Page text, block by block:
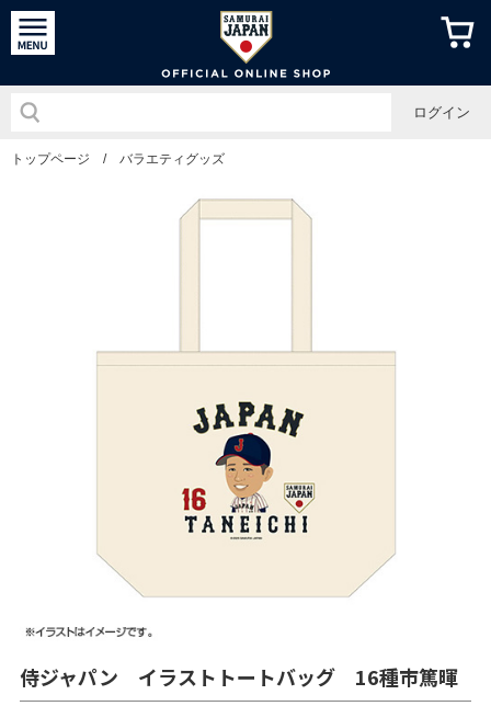
侍ジャパ
ログイン
トップページ / バラエティグッズ
侍ジャパン イラストトートバッグ 16種市篤暉